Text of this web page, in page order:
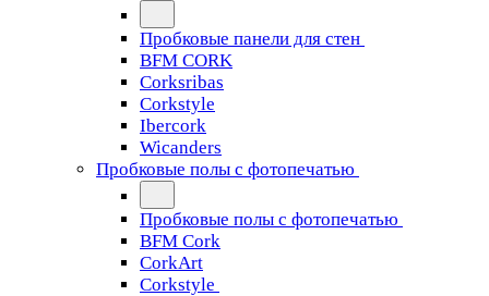
Пробковые панели для стен
BFM CORK
Corksribas
Corkstyle
Ibercork
Wicanders
Пробковые полы с фотопечатью
Пробковые полы с фотопечатью
BFM Cork
CorkArt
Corkstyle